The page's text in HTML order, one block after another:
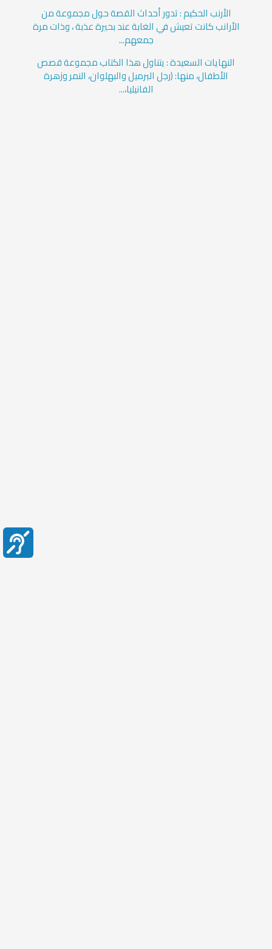
الأرنب الحكيم : تدور أحداث القصة حول مجموعة من
الأرانب كانت تعيش في الغابة عند بحيرة عذبة ، وذات مرة
جمعهم...
النهايات السعيدة : يتناول هذا الكتاب مجموعة قصص
الأطفال، منها: (رجل البرميل والبهلوان، النمر وزهرة
الفانيليا،...